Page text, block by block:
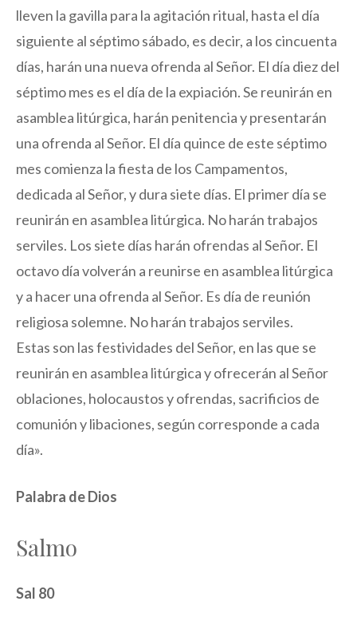
lleven la gavilla para la agitación ritual, hasta el día
siguiente al séptimo sábado, es decir, a los cincuenta
días, harán una nueva ofrenda al Señor. El día diez del
séptimo mes es el día de la expiación. Se reunirán en
asamblea litúrgica, harán penitencia y presentarán
una ofrenda al Señor. El día quince de este séptimo
mes comienza la fiesta de los Campamentos,
dedicada al Señor, y dura siete días. El primer día se
reunirán en asamblea litúrgica. No harán trabajos
serviles. Los siete días harán ofrendas al Señor. El
octavo día volverán a reunirse en asamblea litúrgica
y a hacer una ofrenda al Señor. Es día de reunión
religiosa solemne. No harán trabajos serviles.
Estas son las festividades del Señor, en las que se
reunirán en asamblea litúrgica y ofrecerán al Señor
oblaciones, holocaustos y ofrendas, sacrificios de
comunión y libaciones, según corresponde a cada
día».
Palabra de Dios
Salmo
Sal 80